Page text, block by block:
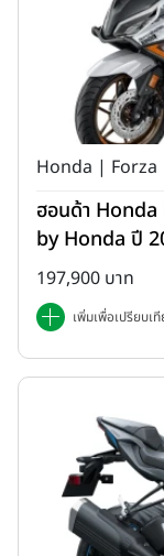
Honda | Forza
ฮอนด้า
by Honda ปี
197,900 บาท
เพิ่มเพื่อเปรียบเ